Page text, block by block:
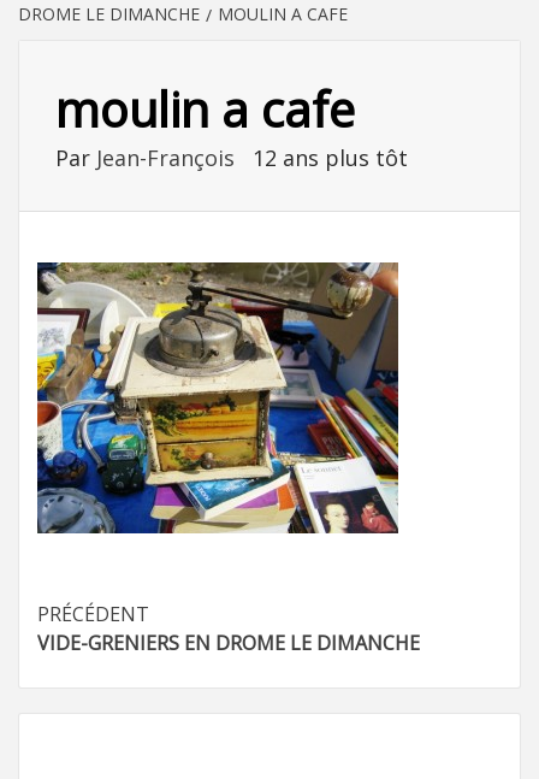
DROME LE DIMANCHE
MOULIN A CAFE
moulin a cafe
Par Jean-François 12 ans plus tôt
Navigation
d’article
PRÉCÉDENT
VIDE-GRENIERS EN DROME LE DIMANCHE